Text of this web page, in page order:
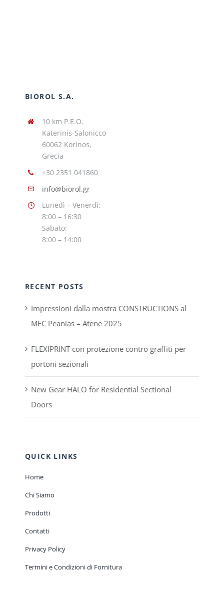
BIOROL S.A.
10 km P.E.O.
Katerinis-Salonicco
60062 Korinos,
Grecia
+30 2351 041860
info@biorol.gr
Lunedì – Venerdì:
8:00 – 16:30
Sabato:
8:00 – 14:00
RECENT POSTS
Impressioni dalla mostra CONSTRUCTIONS al
MEC Peanias – Atene 2025
FLEXIPRINT con protezione contro graffiti per
portoni sezionali
New Gear HALO for Residential Sectional
Doors
QUICK LINKS
Home
Chi Siamo
Prodotti
Contatti
Privacy Policy
Termini e Condizioni di Fornitura